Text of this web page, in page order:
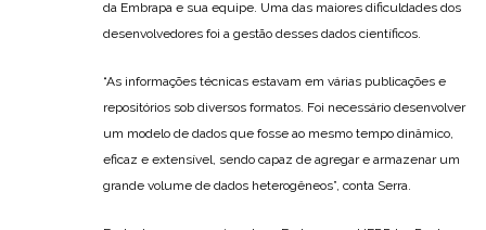
da Embrapa e sua equipe. Uma das maiores dificuldades dos
desenvolvedores foi a gestão desses dados científicos.
“As informações técnicas estavam em várias publicações e
repositórios sob diversos formatos. Foi necessário desenvolver
um modelo de dados que fosse ao mesmo tempo dinâmico,
eficaz e extensível, sendo capaz de agregar e armazenar um
grande volume de dados heterogêneos”, conta Serra.